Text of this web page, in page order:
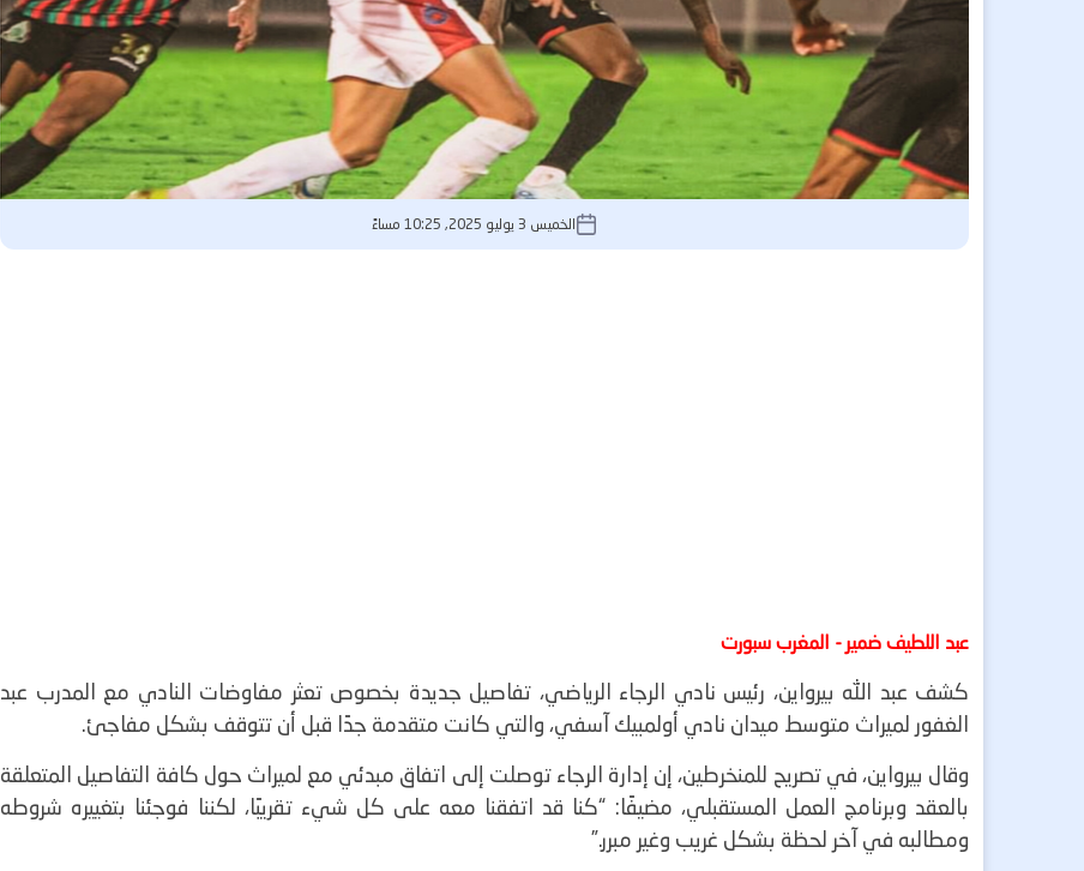
الخميس 3 يوليو 2025, 10:25 مساءً
عبد اللطيف ضمير - المغرب سبورت
كشف عبد الله بيرواين، رئيس نادي الرجاء الرياضي، تفاصيل جديدة بخصوص تعثر مفاوضات النادي مع المدرب عبد
الغفور لميراث متوسط ميدان نادي أولمبيك آسفي، والتي كانت متقدمة جدًا قبل أن تتوقف بشكل مفاجئ.
وقال بيرواين، في تصريح للمنخرطين، إن إدارة الرجاء توصلت إلى اتفاق مبدئي مع لميراث حول كافة التفاصيل المتعلقة
بالعقد وبرنامج العمل المستقبلي، مضيفًا: “كنا قد اتفقنا معه على كل شيء تقريبًا، لكننا فوجئنا بتغييره شروطه
ومطالبه في آخر لحظة بشكل غريب وغير مبرر.”